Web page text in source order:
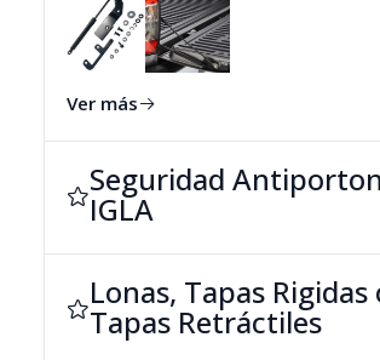
Ver más
Seguridad
IGLA
Lonas, Tapas Rigidas
Tapas Retráctiles